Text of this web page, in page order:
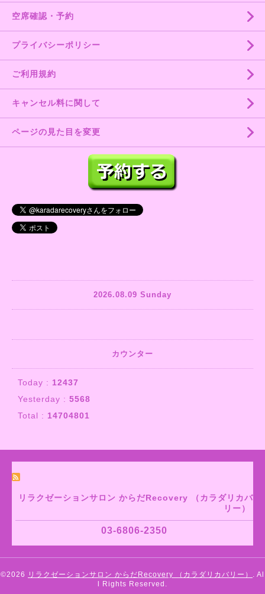
空席確認・予約
プライバシーポリシー
ご利用規約
キャンセル料に関して
ページの見た目を変更
2026.08.09 Sunday
カウンター
Today : 12437
Yesterday : 5568
Total : 14704801
リラクゼーションサロン からだRecovery （カラダリカバ
リー）
03-6806-2350
©2026 リラクゼーションサロン からだRecovery （カラダリカバリー）
. Al
l Rights Reserved.